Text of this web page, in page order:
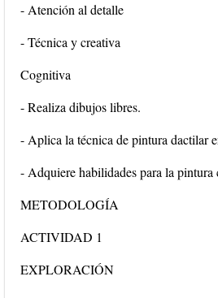
- Atención al detalle
- Técnica y creativa
Cognitiva
- Realiza dibujos libres.
- Aplica la técnica de pintura dactilar
- Adquiere habilidades para la pintura
METODOLOGÍA
ACTIVIDAD 1
EXPLORACIÓN